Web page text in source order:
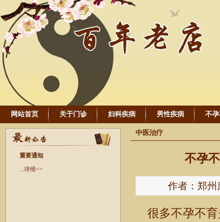
网站首页 关于门诊 妇科疾病 男性疾病 不
重要通知
...详情>>
中医治疗
不孕
作者：郑州
很多不孕不育